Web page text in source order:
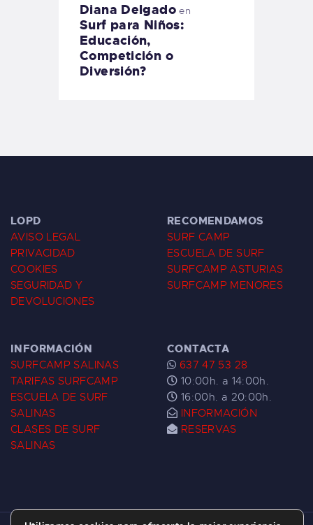
Diana Delgadoen
Surf para Niños:
Educación,
Competición o
Diversión?
LOPD
AVISO LEGAL
PRIVACIDAD
COOKIES
SEGURIDAD Y
DEVOLUCIONES
RECOMENDAMOS
SURF CAMP
ESCUELA DE SURF
SURFCAMP ASTURIAS
SURFCAMP MENORES
INFORMACIÓN
SURFCAMP SALINAS
TARIFAS SURFCAMP
ESCUELA DE SURF
SALINAS
CLASES DE SURF
SALINAS
CONTACTA
637 47 53 28
10:00h. a 14:00h.
16:00h. a 20:00h.
INFORMACIÓN
RESERVAS